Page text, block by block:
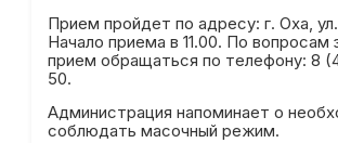
Прием пройдет по адресу: г. Оха,
Начало приема в 11.00. По вопросам
прием обращаться по телефону: 8
50.
Администрация напоминает о
соблюдать масочный режим.